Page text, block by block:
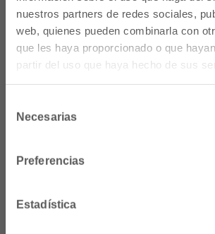
nuestros partners de redes sociales,
web, quienes pueden combinarla con
que les haya proporcionado o que
partir del uso que haya hecho de sus
Necesarias
Preferencias
Estadística
Dónde Estamos
20006 Donostia/San